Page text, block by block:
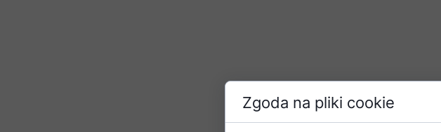
Zgoda na pliki cookie